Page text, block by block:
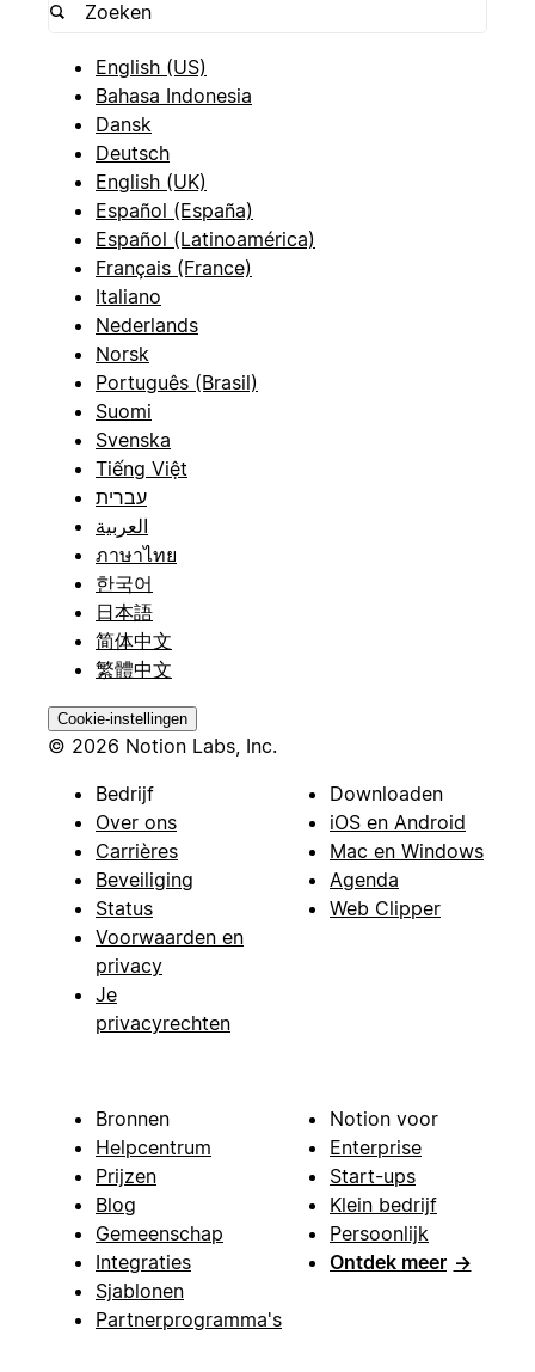
English (US)
Bahasa Indonesia
Dansk
Deutsch
English (UK)
Español (España)
Español (Latinoamérica)
Français (France)
Italiano
Nederlands
Norsk
Português (Brasil)
Suomi
Svenska
Tiếng Việt
עברית
العربية
ภาษาไทย
한국어
日本語
简体中文
繁體中文
Cookie-instellingen
© 2026 Notion Labs, Inc.
Bedrijf
Over ons
Carrières
Beveiliging
Status
Voorwaarden en
privacy
Je
privacyrechten
Downloaden
iOS en Android
Mac en Windows
Agenda
Web Clipper
Bronnen
Helpcentrum
Prijzen
Blog
Gemeenschap
Integraties
Sjablonen
Partnerprogramma's
Notion voor
Enterprise
Start-ups
Klein bedrijf
Persoonlijk
Ontdek meer →